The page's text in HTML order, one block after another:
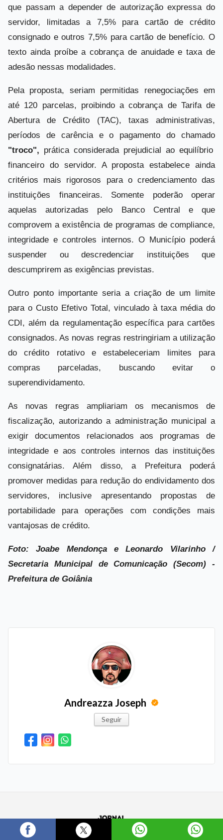
que passam a depender de autorização expressa do
servidor, limitadas a 7,5% para cartão de crédito
consignado e outros 7,5% para cartão de benefício. O
texto ainda proíbe a cobrança de anuidade e taxa de
adesão nessas modalidades.
Pela proposta, seriam permitidas renegociações em
até 120 parcelas, proibindo a cobrança de Tarifa de
Abertura de Crédito (TAC), taxas administrativas,
períodos de carência e o pagamento do chamado
"troco", prática considerada prejudicial ao equilíbrio
financeiro do servidor. A proposta estabelece ainda
critérios mais rigorosos para o credenciamento das
instituições financeiras. Somente poderão operar
aquelas autorizadas pelo Banco Central e que
comprovem a existência de programas de compliance,
integridade e controles internos. O Município poderá
suspender ou descredenciar instituições que
descumprirem as exigências previstas.
Outro ponto importante seria a criação de um limite
para o Custo Efetivo Total, vinculado à taxa média do
CDI, além da regulamentação específica para cartões
consignados. As novas regras restringiriam a utilização
do crédito rotativo e estabeleceriam limites para
compras parceladas, buscando evitar o
superendividamento.
As novas regras ampliariam os mecanismos de
fiscalização, autorizando a administração municipal a
exigir documentos relacionados aos programas de
integridade e aos controles internos das instituições
consignatárias. Além disso, a Prefeitura poderá
promover medidas para redução do endividamento dos
servidores, inclusive apresentando propostas de
portabilidade para operações com condições mais
vantajosas de crédito.
Foto: Joabe Mendonça e Leonardo Vilarinho /
Secretaria Municipal de Comunicação (Secom) -
Prefeitura de Goiânia
Andreazza Joseph
Seguir